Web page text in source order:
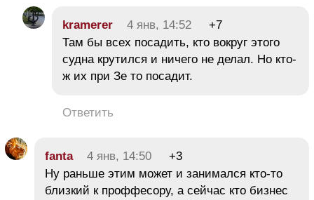
kramerer 4 янв, 14:52
+7
Там бы всех посадить, кто вокруг этого
судна крутился и ничего не делал. Но кто-
ж их при Зе то посадит.
Ответить
fanta 4 янв, 14:50
+3
Ну раньше этим может и занимался кто-то
близкий к проффесору, а сейчас кто бизнес